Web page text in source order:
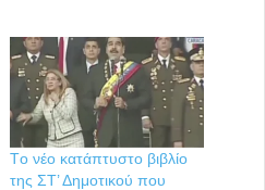
Tο νέο κατάπτυστο βιβλίο
της ΣΤ’ Δημοτικού που